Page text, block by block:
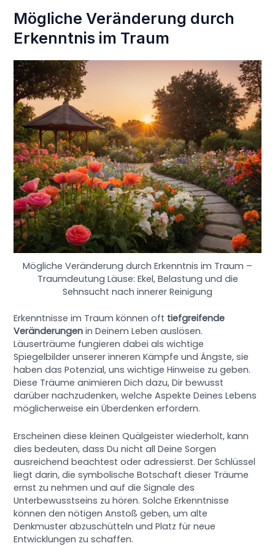
Mögliche Veränderung durch
Erkenntnis im Traum
Mögliche Veränderung durch Erkenntnis im Traum –
Traumdeutung Läuse: Ekel, Belastung und die
Sehnsucht nach innerer Reinigung
Erkenntnisse im Traum können oft tiefgreifende
Veränderungen in Deinem Leben auslösen.
Läuserträume fungieren dabei als wichtige
Spiegelbilder unserer inneren Kämpfe und Ängste, sie
haben das Potenzial, uns wichtige Hinweise zu geben.
Diese Träume animieren Dich dazu, Dir bewusst
darüber nachzudenken, welche Aspekte Deines Lebens
möglicherweise ein Überdenken erfordern.
Erscheinen diese kleinen Quälgeister wiederholt, kann
dies bedeuten, dass Du nicht all Deine Sorgen
ausreichend beachtest oder adressierst. Der Schlüssel
liegt darin, die symbolische Botschaft dieser Träume
ernst zu nehmen und auf die Signale des
Unterbewusstseins zu hören. Solche Erkenntnisse
können den nötigen Anstoß geben, um alte
Denkmuster abzuschütteln und Platz für neue
Entwicklungen zu schaffen.